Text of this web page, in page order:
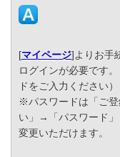
[マイページ]よりお手
ログインが必要です
ドをご入力ください）
※パスワードは「ご
い」→「パスワード
変更いただけます。